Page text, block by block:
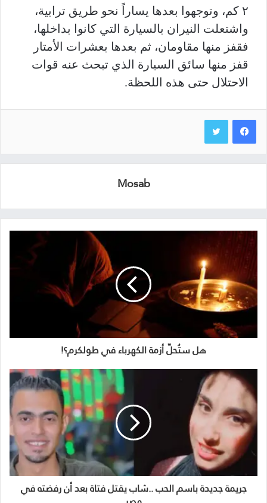
٢ كم، وتوجهوا بعدها يساراً نحو طريق ترابية،
واشتعلت النيران بالسيارة التي كانوا بداخلها،
فقفز منها مقاومان، ثم بعدها بعشرات الأمتار
قفز منها سائق السيارة الذي تبحث عنه قوات
الاحتلال حتى هذه اللحظة.
Mosab
هل ستُحلّ أزمة الكهرباء في طولكرم؟!
جريمة جديدة باسم الحب ..شاب يقتل فتاة بعد أن رفضته في